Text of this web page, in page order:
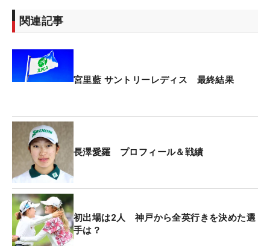
ン）保険に入っているので、アマの間に一度はやり
たいと思っていました。うれしいです」
10番は残り134ヤードを8番アイアンでカップに沈
めた。「すごくいいショットが打てた。入ったのは
現実となった。
5番ユーティリティを気持ちよく振り抜くと、ボー
ルはグリーン右に切られたカップに向かって弧を描
いた。グリーン手前エッジに着弾し、吸い込まれる
ようにカップイン。7歳から始まったゴルフ人生で
初のエースに「目が飛び出ました」と驚き、喜ん
だ。
関連記事
宮里藍 サントリーレディス 最終結果
長澤愛羅 プロフィール＆戦績
初出場は2人 神戸から全英行きを決めた選
手は？